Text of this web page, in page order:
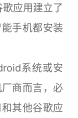
应用建立了
手机都安装
系统或安
商而言，必
其他谷歌应